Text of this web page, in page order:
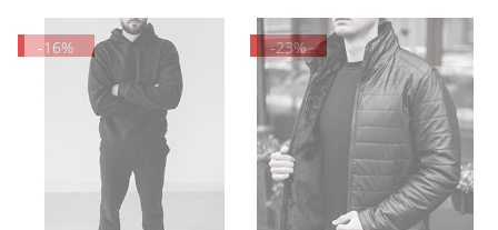
-16% -23%